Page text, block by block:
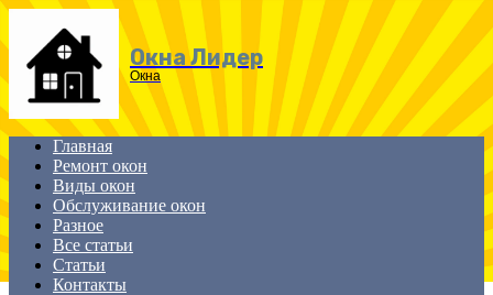
Menu
Окна Лидер
Окна
Главная
Ремонт окон
Виды окон
Обслуживание окон
Разное
Все статьи
Статьи
Контакты